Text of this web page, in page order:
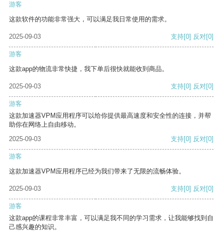
游客
这款软件的功能非常强大，可以满足我日常使用的需求。
2025-09-03 支持[0] 反对[0]
游客
这款app的物流非常快捷，我下单后很快就能收到商品。
2025-09-03 支持[0] 反对[0]
游客
这款加速器VPM应用程序可以给你提供最高速度和安全性的连接，并帮
助你在网络上自由移动。
2025-09-03
支持[0] 反对[0]
游客
这款加速器VPM应用程序已经为我们带来了无限的流畅体验。
2025-09-03 支持[0] 反对[0]
游客
这款app的课程非常丰富，可以满足我不同的学习需求，让我能够找到自
己感兴趣的知识。